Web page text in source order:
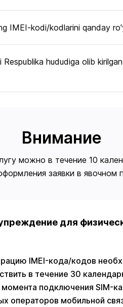
IMEI-kodi/kodlarini qanday
hududiga olib
Внимание
можно в течение 10
заявки в явочном
для
IMEI-кода/кодов
в течение 30
момента подключения SIM-
операторов мобильной